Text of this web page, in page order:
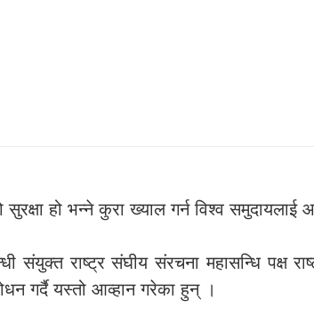
हो भन्ने कुरा ख्याल गर्न विश्व
संयुक्त राष्ट्र संघीय संरचना महासन्धि पक्ष
गर्दै यस्तो आव्हान गरेका हुन् ।